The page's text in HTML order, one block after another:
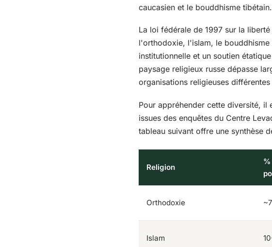
caucasien et le bouddhisme tibétain.
La loi fédérale de 1997 sur la
l'orthodoxie, l'islam, le
institutionnelle et un soutien
paysage religieux russe dépasse
organisations religieuses
Pour appréhender cette diversité, il
issues des enquêtes du Centre
tableau suivant offre une synthèse
Religion
%
Orthodoxie
Islam